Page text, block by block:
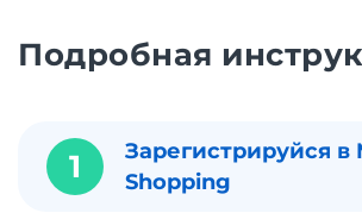
Подробная
1
Зарегистрируйся в
Shopping